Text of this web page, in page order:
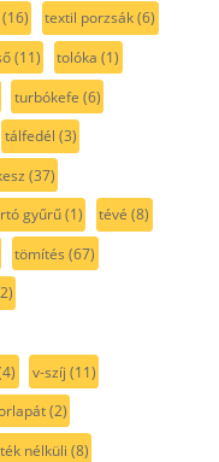
textil porzsák(6)
(11) tolóka (1)
turbókefe (6)
tálfedél (3)
(37)
gyűrű(1) tévé (8)
tömítés (67)
v-szíj (11)
(2)
nélküli (8)